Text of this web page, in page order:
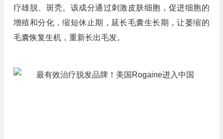
疗雄脱、斑秃。该成分通过刺激皮肤细胞，促进细胞的
增殖和分化，缩短休止期，延长毛囊生长期，让萎缩的
毛囊恢复生机，重新长出毛发。